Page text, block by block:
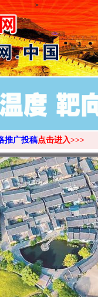
>
推广投稿点击进入>>>